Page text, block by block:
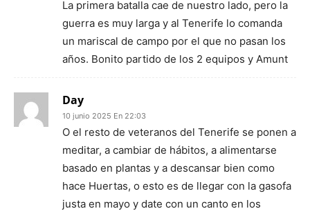
La primera batalla cae de nuestro lado, pero la
guerra es muy larga y al Tenerife lo comanda
un mariscal de campo por el que no pasan los
años. Bonito partido de los 2 equipos y Amunt
Day
10 junio 2025 En 22:03
O el resto de veteranos del Tenerife se ponen a
meditar, a cambiar de hábitos, a alimentarse
basado en plantas y a descansar bien como
hace Huertas, o esto es de llegar con la gasofa
justa en mayo y date con un canto en los